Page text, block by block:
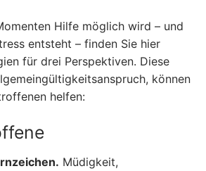
Hilfe möglich wird – und
entsteht – finden Sie hier
für drei Perspektiven. Diese
können
helfen:
Müdigkeit,